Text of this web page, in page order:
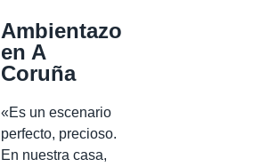
Ambientazo
en A
Coruña
«Es un escenario
perfecto, precioso.
En nuestra casa,